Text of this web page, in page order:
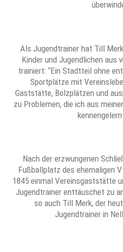
Als Jugendtrainer hat Till
Kinder und Jugendlichen aus
trainiert: “Ein Stadtteil ohne
Sportplätze mit
Gaststätte, Bolzplätzen und
zu Problemen, die ich aus
Nach der erzwungenen
Fußballplatz des ehemaligen
1845 einmal Vereinsgaststätte
Jugendtrainer enttäuschet zu
so auch Till Merk, der
Jugendtrainer in